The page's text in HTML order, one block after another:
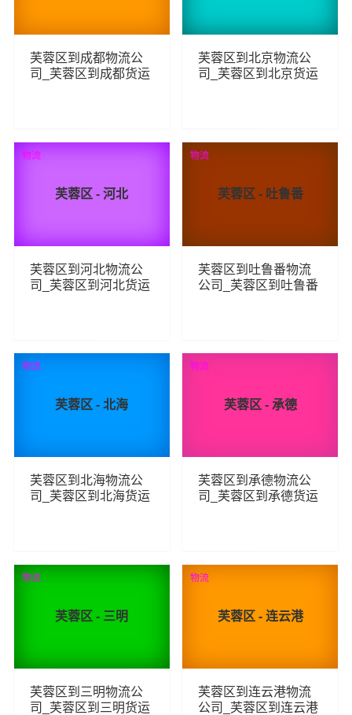
芙蓉区到成都物流公
司_芙蓉区到成都货运
123 查看详细
芙蓉区到北京物流公
司_芙蓉区到北京货运
184 查看详细
芙蓉区 - 河北
芙蓉区到河北物流公
司_芙蓉区到河北货运
164 查看详细
物流
芙蓉区 - 吐鲁番
芙蓉区到吐鲁番物流
公司_芙蓉区到吐鲁番
114 查看详细
物流
芙蓉区 - 北海
芙蓉区到北海物流公
司_芙蓉区到北海货运
153 查看详细
物流
芙蓉区 - 承德
芙蓉区到承德物流公
司_芙蓉区到承德货运
150 查看详细
物流
芙蓉区 - 三明
芙蓉区到三明物流公
司_芙蓉区到三明货运
物流
芙蓉区 - 连云港
芙蓉区到连云港物流
公司_芙蓉区到连云港
物流